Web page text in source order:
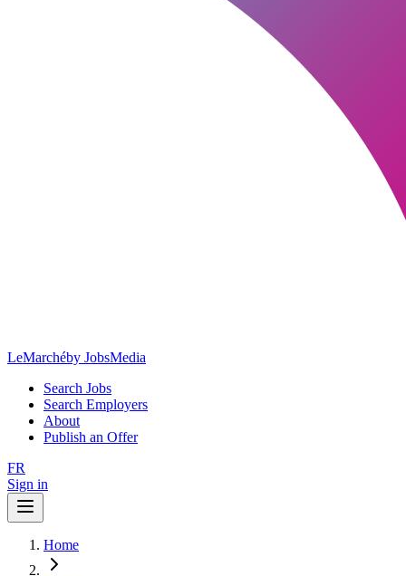
LeMarchéby JobsMedia
Search Jobs
Search Employers
About
Publish an Offer
FR
Sign in
Home